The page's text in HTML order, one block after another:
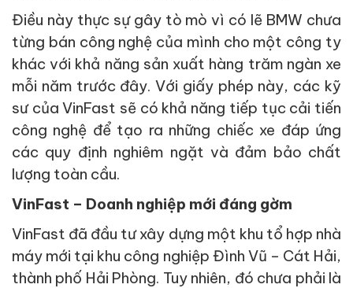
Điều này thực sự gây tò mò vì có lẽ BMW chưa
từng bán công nghệ của mình cho một công ty
khác với khả năng sản xuất hàng trăm ngàn xe
mỗi năm trước đây. Với giấy phép này, các kỹ
sư của VinFast sẽ có khả năng tiếp tục cải tiến
công nghệ để tạo ra những chiếc xe đáp ứng
các quy định nghiêm ngặt và đảm bảo chất
lượng toàn cầu.
VinFast – Doanh nghiệp mới đáng gờm
VinFast đã đầu tư xây dựng một khu tổ hợp nhà
máy mới tại khu công nghiệp Đình Vũ – Cát Hải,
thành phố Hải Phòng. Tuy nhiên, đó chưa phải là